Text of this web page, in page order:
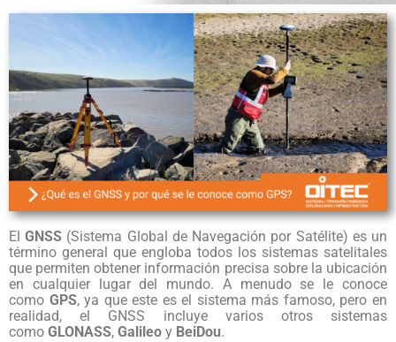
ElGNSS (Sistema Global de Navegación por Satélite) es un
término general que engloba todos los sistemas satelitales
que permiten obtener información precisa sobre la ubicación
en cualquier lugar del mundo. A menudo se le conoce
como GPS, ya que este es el sistema más famoso, pero en
realidad, el GNSS incluye varios otros sistemas
como GLONASS, Galileo y BeiDou.